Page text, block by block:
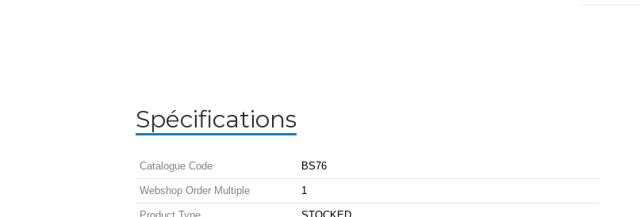
Spécifications
Catalogue Code BS76
Webshop Order Multiple 1